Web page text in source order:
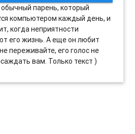
парень, который
компьютером каждый день, и
когда неприятности
его жизнь. А еще он любит
переживайте, его голос не
вам. Только текст )